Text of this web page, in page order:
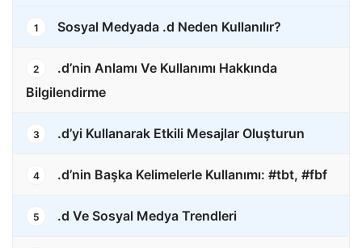
1 Sosyal Medyada .d Neden Kullanılır?
2
.d’nin Anlamı Ve Kullanımı Hakkında
Bilgilendirme
3 .d’yi Kullanarak Etkili Mesajlar Oluşturun
4 .d’nin Başka Kelimelerle Kullanımı: #tbt, #fbf
5 .d Ve Sosyal Medya Trendleri